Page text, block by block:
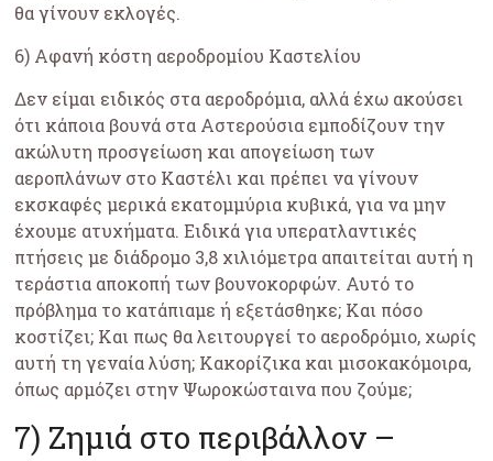
θα γίνουν εκλογές.
6) Αφανή κόστη αεροδρομίου Καστελίου
Δεν είμαι ειδικός στα αεροδρόμια, αλλά έχω ακούσει
ότι κάποια βουνά στα Αστερούσια εμποδίζουν την
ακώλυτη προσγείωση και απογείωση των
αεροπλάνων στο Καστέλι και πρέπει να γίνουν
εκσκαφές μερικά εκατομμύρια κυβικά, για να μην
έχουμε ατυχήματα. Ειδικά για υπερατλαντικές
πτήσεις με διάδρομο 3,8 χιλιόμετρα απαιτείται αυτή η
τεράστια αποκοπή των βουνοκορφών. Αυτό το
πρόβλημα το κατάπιαμε ή εξετάσθηκε; Και πόσο
κοστίζει; Και πως θα λειτουργεί το αεροδρόμιο, χωρίς
αυτή τη γεναία λύση; Κακορίζικα και μισοκακόμοιρα,
όπως αρμόζει στην Ψωροκώσταινα που ζούμε;
7) Ζημιά στο περιβάλλον –